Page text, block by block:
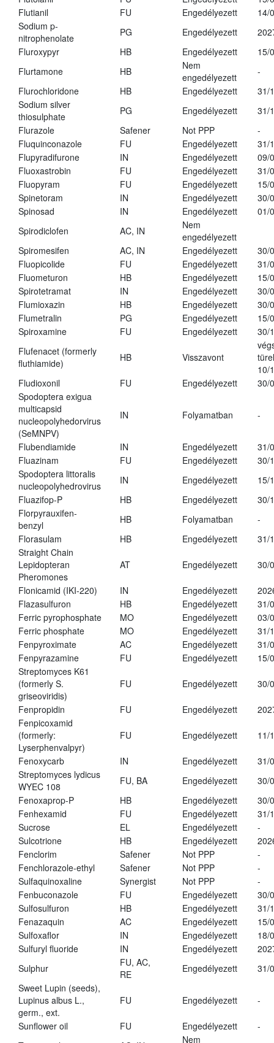
Flutianil
FU Engedélyezett
14/
Sodium p-
nitrophenolate
PG Engedélyezett
Fluroxypyr
HB Engedélyezett
15/
Flurtamone
HB
Nem
engedélyezett
-
Flurochloridone
HB Engedélyezett
31/
Sodium silver
thiosulphate
PG Engedélyezett
31/
Flurazole
Safener Not PPP
-
Fluquinconazole
FU Engedélyezett
31/
Flupyradifurone
IN Engedélyezett
09/
Fluoxastrobin
FU Engedélyezett
31/
Fluopyram
FU Engedélyezett
15/
Spinetoram
IN Engedélyezett
30/
Spinosad
IN Engedélyezett
01/
Spirodiclofen
AC, IN
Nem
engedélyezett
Spiromesifen
AC, IN Engedélyezett
30/
Fluopicolide
FU Engedélyezett
31/
Fluometuron
HB Engedélyezett
15/
Spirotetramat
IN Engedélyezett
30/
Flumioxazin
HB Engedélyezett
30/
Flumetralin
PG Engedélyezett
15/
Spiroxamine
FU Engedélyezett
30/
Flufenacet (formerly
fluthiamide)
HB Visszavont
10/
Fludioxonil
FU Engedélyezett
30/
Spodoptera exigua
multicapsid
nucleopolyhedorvirus
(SeMNPV)
IN Folyamatban -
Flubendiamide IN Engedélyezett
31/
Fluazinam
FU Engedélyezett
30/
Spodoptera littoralis
nucleopolyhedrovirus
IN Engedélyezett
15/
Fluazifop-P
HB Engedélyezett
30/
Florpyrauxifen-
benzyl
HB Folyamatban
-
Florasulam
HB Engedélyezett
31/
Straight Chain
Lepidopteran
Pheromones
AT Engedélyezett 30/
Flonicamid (IKI-220) IN Engedélyezett
Flazasulfuron
HB Engedélyezett
31/
Ferric pyrophosphate
MO Engedélyezett
03/
Ferric phosphate
MO Engedélyezett
31/
Fenpyroximate
AC Engedélyezett
31/
Fenpyrazamine
FU Engedélyezett
15/
Streptomyces K61
(formerly S.
griseoviridis)
FU Engedélyezett 30/
Fenpropidin FU Engedélyezett
Fenpicoxamid
(formerly:
Lyserphenvalpyr)
FU Engedélyezett 11/
Fenoxycarb IN Engedélyezett
31/
Streptomyces lydicus
WYEC 108
FU, BA Engedélyezett
30/
Fenoxaprop-P
HB Engedélyezett
30/
Fenhexamid
FU Engedélyezett
31/
Sucrose
EL Engedélyezett
-
Sulcotrione
HB Engedélyezett
Fenclorim
Safener Not PPP
-
Fenchlorazole-ethyl
Safener Not PPP
-
Sulfaquinoxaline
Synergist Not PPP
-
Fenbuconazole
FU Engedélyezett
30/
Sulfosulfuron
HB Engedélyezett
31/
Fenazaquin
AC Engedélyezett
15/
Sulfoxaflor
IN Engedélyezett
18/
Sulfuryl fluoride
IN Engedélyezett
Sulphur
FU, AC,
RE
Engedélyezett
31/
Sweet Lupin (seeds),
Lupinus albus L.,
germ., ext.
FU Engedélyezett -
Sunflower oil FU Engedélyezett
-
Nem